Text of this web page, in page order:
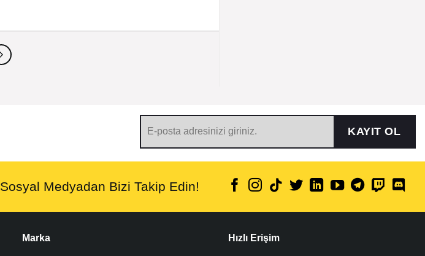
KAYIT OL
Sosyal Medyadan Bizi Takip Edin!
Marka Hızlı Erişim